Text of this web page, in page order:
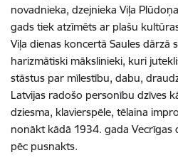
novadnieka, dzejnieka Viļa
gads tiek atzīmēts ar plašu
Viļa dienas koncertā Saules dārzā
harizmātiski mākslinieki, kuri
stāstus par mīlestību, dabu,
Latvijas radošo personību dzīves
dziesma, klavierspēle, tēlaina
nonākt kādā 1934. gada Vecrīgas
pēc pusnakts.